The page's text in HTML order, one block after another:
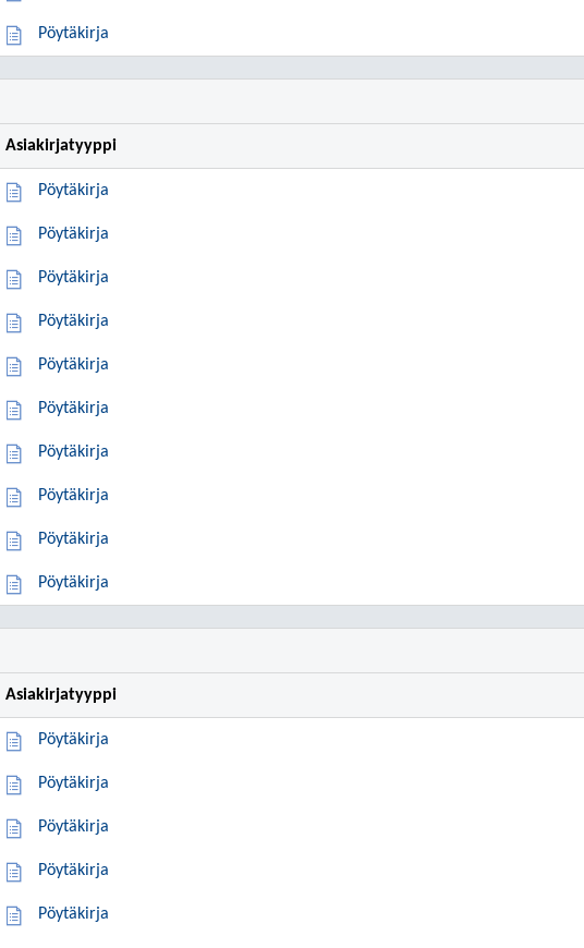
Pöytäkirja
Asiakirjatyyppi
Pöytäkirja
Pöytäkirja
Pöytäkirja
Pöytäkirja
Pöytäkirja
Pöytäkirja
Pöytäkirja
Pöytäkirja
Pöytäkirja
Pöytäkirja
Asiakirjatyyppi
Pöytäkirja
Pöytäkirja
Pöytäkirja
Pöytäkirja
Pöytäkirja